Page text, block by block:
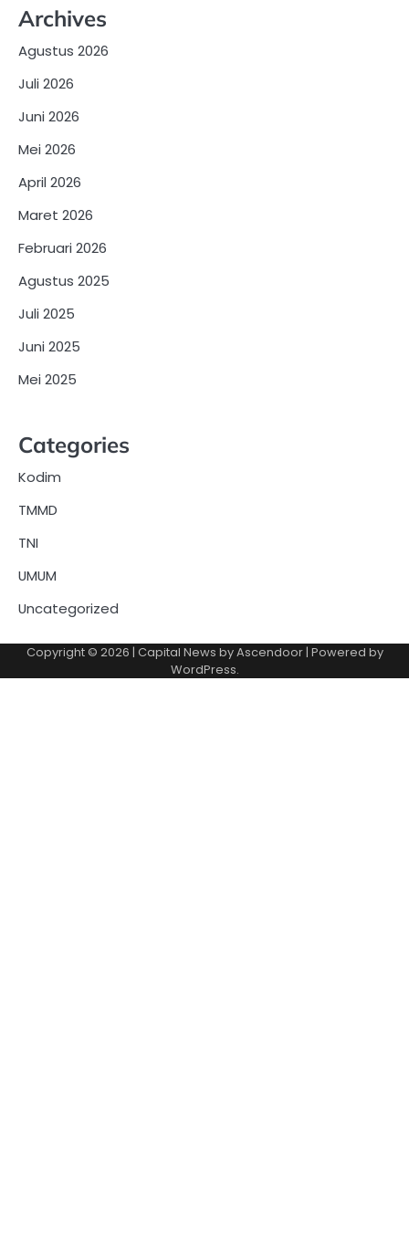
Archives
Agustus 2026
Juli 2026
Juni 2026
Mei 2026
April 2026
Maret 2026
Februari 2026
Agustus 2025
Juli 2025
Juni 2025
Mei 2025
Categories
Kodim
TMMD
TNI
UMUM
Uncategorized
Copyright © 2026 | Capital News byAscendoor| Powered by
WordPress.